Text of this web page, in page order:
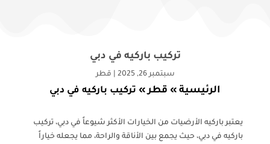
تركيب باركيه في دبي
سبتمبر 26, 2025 قطر
الرئيسية » قطر» تركيب باركيه في دبي
يعتبر باركيه الأرضيات من الخيارات الأكثر شيوعاً في دبي، تركيب
باركيه في دبي، حيث يجمع بين الأناقة والراحة، مما يجعله خياراً